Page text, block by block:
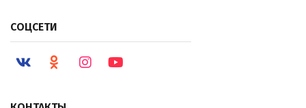
СОЦСЕТИ